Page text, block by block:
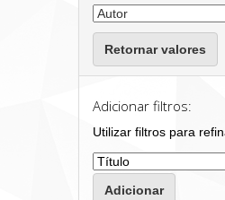
Retornar valores
Adicionar filtros:
Utilizar filtros para